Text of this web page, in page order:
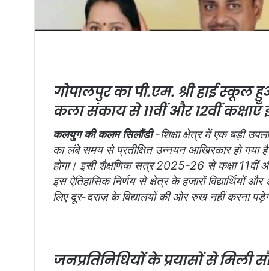
गोपालपुर का पी.एम. श्री हाई
कला संकाय से 11वीं और 12वीं कक्षाएँ
कलयुग की कलम सिलौंडी-शिक्षा क्षेत्र में एक बड़ी
का लंबे समय से प्रतीक्षित उन्नयन आखिरकार हो
होगा। इसी शैक्षणिक सत्र 2025-26 से कक्षा 11वीं
इस ऐतिहासिक निर्णय से क्षेत्र के हजारों विद्यार्थियों
लिए दूर-दराज़ के विद्यालयों की ओर रुख नहीं करना
जनप्रतिनिधियों के प्रयासों से मिली